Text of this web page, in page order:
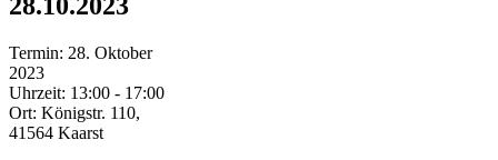
Termin: 28. Oktober
2023
Uhrzeit: 13:00 - 17:00
Ort: Königstr. 110,
41564 Kaarst